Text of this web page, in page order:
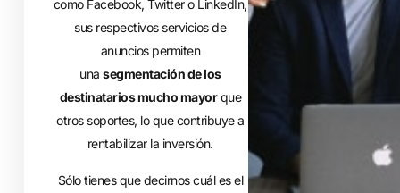
como Facebook, Twitter o LinkedIn,
sus respectivos servicios de
anuncios permiten
unasegmentación de los
destinatarios mucho mayorque
otros soportes, lo que contribuye a
rentabilizar la inversión.
Sólo tienes que decirnos cuál es el